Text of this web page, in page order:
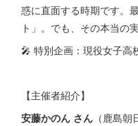
惑に直面する時期です。
ト」。でも、その本当の
🎤 特別企画：現役女子高
【主催者紹介】
安藤かのん さん （鹿島